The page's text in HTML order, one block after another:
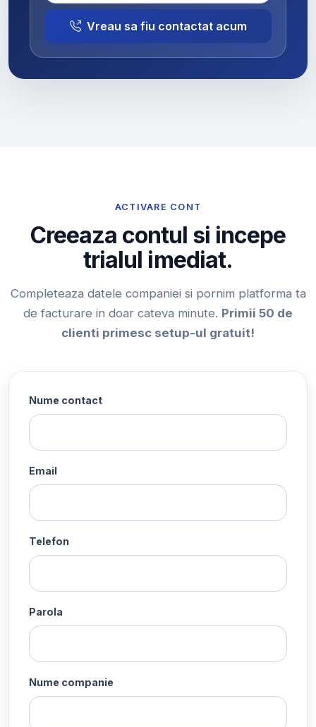
Vreau sa fiu contactat acum
ACTIVARE CONT
Creeaza contul si incepe
trialul imediat.
Completeaza datele companiei si pornim platforma ta
de facturare in doar cateva minute. Primii 50 de
clienti primesc setup-ul gratuit!
Nume contact
Email
Telefon
Parola
Nume companie